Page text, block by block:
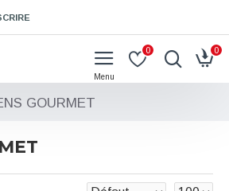
0 0
GOURMET